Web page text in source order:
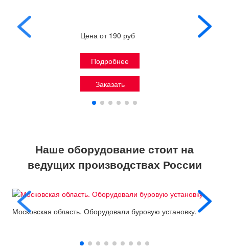
Цена от 190 руб
Подробнее
Заказать
Наше оборудование стоит на
ведущих производствах России
Московская область. Оборудовали буровую установку.